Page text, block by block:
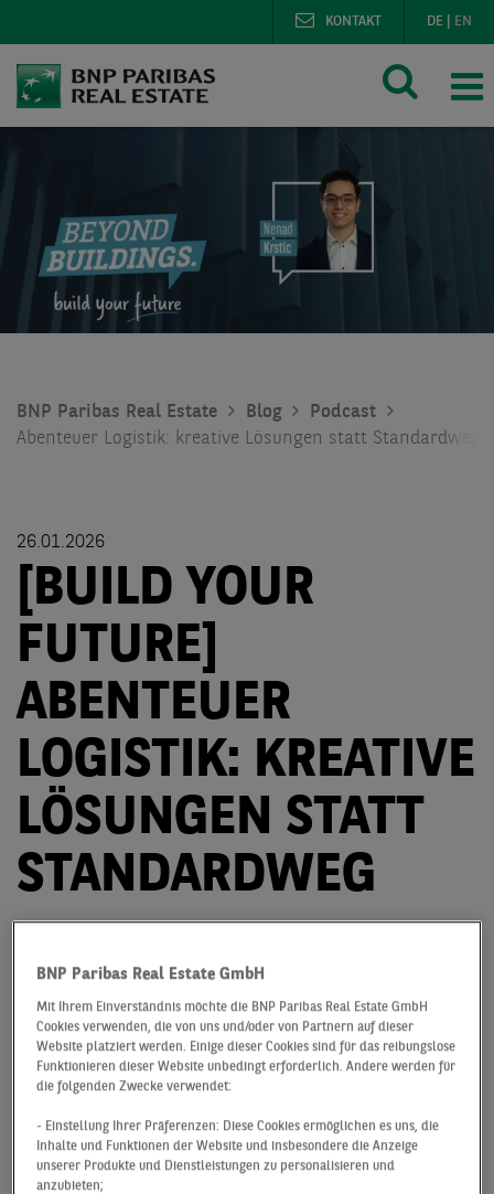
DE EN
KONTAKT
BNP Paribas Real Estate Blog
Podcast
Abenteuer Logistik: kreative Lösungen statt Standardweg
26.01.2026
[BUILD YOUR
FUTURE]
ABENTEUER
LOGISTIK: KREATIVE
LÖSUNGEN STATT
STANDARDWEG
Build Your Future! Heute dürfen wir unseren Kollegen
Advisory, begrüßen, der uns von seinem Weg in die
Immobilienbranche berichtet. Im Gespräch erfahren wir
u.a., warum ihn die Logistik besonders begeistert hat.
Außerdem gibt er uns Einblicke in seinen Arbeitsalltag
und erzählt von seinen spannendsten Projekten. Zum
Abschluss teilt er drei wertvolle Tipps mit allen
Einsteiger:innen, die in der Immobilienbranche richtig
BNP Paribas Real Estate GmbH
Mit Ihrem Einverständnis möchte die BNP Paribas Real Estate GmbH
Cookies verwenden, die von uns und/oder von Partnern auf dieser
Website platziert werden. Einige dieser Cookies sind für das reibungslose
Funktionieren dieser Website unbedingt erforderlich. Andere werden für
die folgenden Zwecke verwendet:
- Einstellung Ihrer Präferenzen: Diese Cookies ermöglichen es uns, die
Inhalte und Funktionen der Website und insbesondere die Anzeige
unserer Produkte und Dienstleistungen zu personalisieren und
anzubieten;